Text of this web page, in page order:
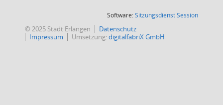
Software:SitzungsdienstSession(Wird in
© 2025 Stadt Erlangen
Datenschutz
Impressum
Umsetzung:digitalfabriX GmbH